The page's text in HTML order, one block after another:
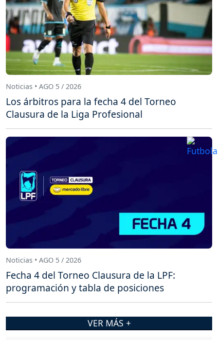
Noticias • AGO 5 / 2026
Los árbitros para la fecha 4 del Torneo
Clausura de la Liga Profesional
Noticias • AGO 5 / 2026
Fecha 4 del Torneo Clausura de la LPF:
programación y tabla de posiciones
VER MÁS +